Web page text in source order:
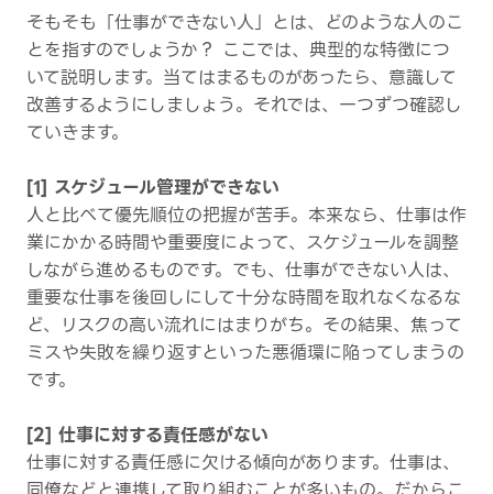
そもそも「仕事ができない人」とは、どのような人のこ
とを指すのでしょうか？ ここでは、典型的な特徴につ
いて説明します。当てはまるものがあったら、意識して
改善するようにしましょう。それでは、一つずつ確認し
ていきます。
[1] スケジュール管理ができない
人と比べて優先順位の把握が苦手。本来なら、仕事は作
業にかかる時間や重要度によって、スケジュールを調整
しながら進めるものです。でも、仕事ができない人は、
重要な仕事を後回しにして十分な時間を取れなくなるな
ど、リスクの高い流れにはまりがち。その結果、焦って
ミスや失敗を繰り返すといった悪循環に陥ってしまうの
です。
[2] 仕事に対する責任感がない
仕事に対する責任感に欠ける傾向があります。仕事は、